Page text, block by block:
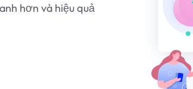
hơn và hiệu quả